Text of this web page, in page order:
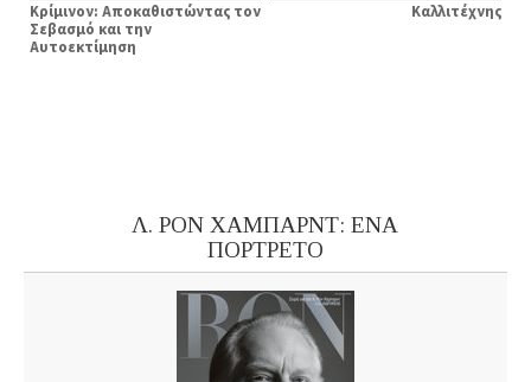
Κρίμινον: Αποκαθιστώντας τον
Σεβασμό και την
Αυτοεκτίμηση
Καλλιτέχνης
Λ. ΡΟΝ ΧΑΜΠΑΡΝΤ: ΕΝΑ
ΠΟΡΤΡΕΤΟ